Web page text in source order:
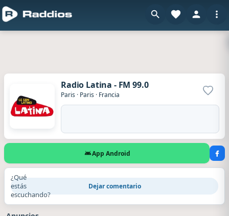
Radio Latina - FM 99.0
Paris · Paris · Francia
App Android
¿Qué
estás
escuchando?
Dejar comentario